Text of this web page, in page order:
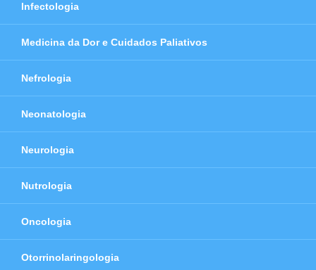
Infectologia
Medicina da Dor e Cuidados Paliativos
Nefrologia
Neonatologia
Neurologia
Nutrologia
Oncologia
Otorrinolaringologia